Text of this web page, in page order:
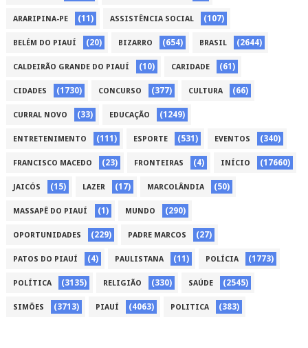
ARARIPINA-PE (11) ASSISTÊNCIA SOCIAL (107)
BELÉM DO PIAUÍ (20) BIZARRO (654) BRASIL (2644)
CALDEIRÃO GRANDE DO PIAUÍ (10) CARIDADE (61)
CIDADES (1730) CONCURSO (377) CULTURA (66)
CURRAL NOVO (33) EDUCAÇÃO (1249)
ENTRETENIMENTO (111) ESPORTE (531) EVENTOS (340)
FRANCISCO MACEDO (23) FRONTEIRAS (4) INÍCIO (17660)
JAICÓS (15) LAZER (17) MARCOLÂNDIA (50)
MASSAPÊ DO PIAUÍ (1) MUNDO (290)
OPORTUNIDADES (229) PADRE MARCOS (27)
PATOS DO PIAUÍ (4) PAULISTANA (11) POLÍCIA (1773)
POLÍTICA (3135) RELIGIÃO (330) SAÚDE (2545)
SIMÕES (3713) PIAUÍ (4063) POLITICA (383)